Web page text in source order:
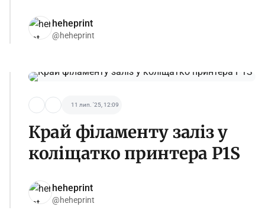
heheprint
@heheprint
11 лип. '25, 12:09
Край філаменту заліз у
коліщатко принтера P1S
heheprint
@heheprint